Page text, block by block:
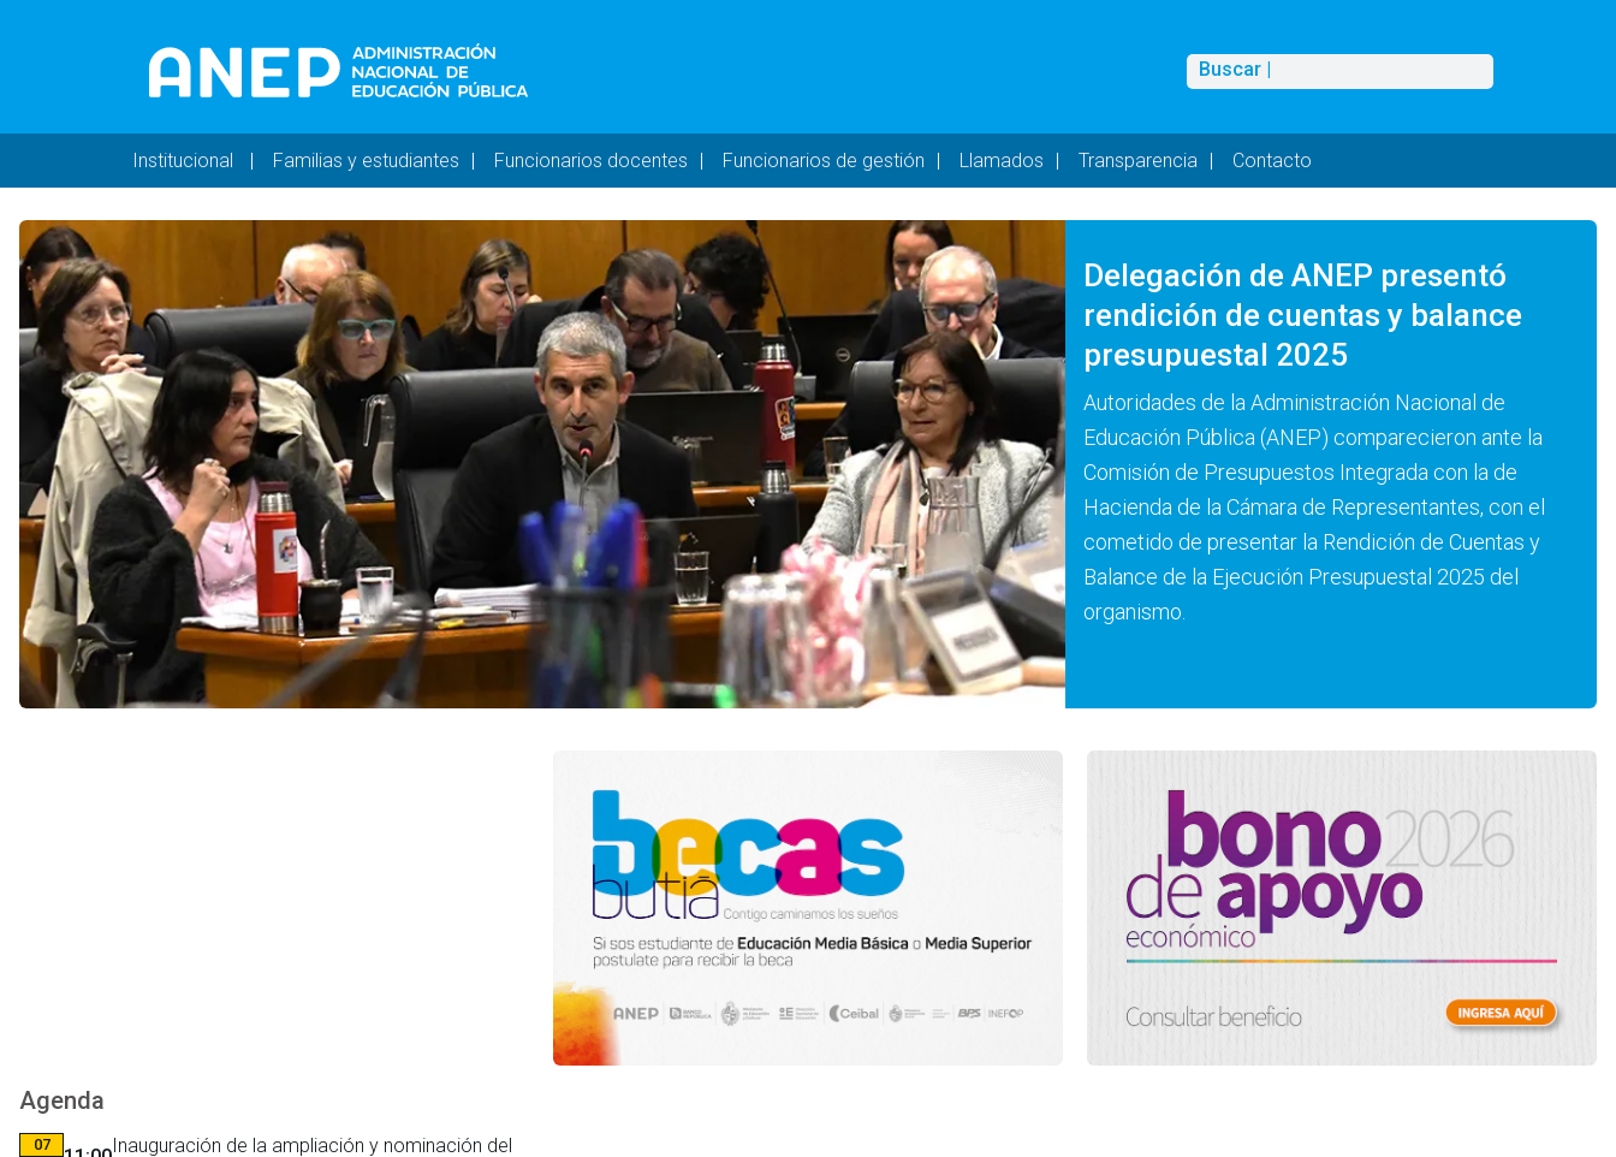
Buscar
Buscar |
Navegación principal - DESKTOP
Institucional Familias y estudiantes Funcionarios docentes Funcionarios de gestión Llamados Transparencia Contacto
Delegación de ANEP presentó
rendición de cuentas y balance
presupuestal 2025
Autoridades de la Administración Nacional de
Educación Pública (ANEP) comparecieron ante la
Comisión de Presupuestos Integrada con la de
Hacienda de la Cámara de Representantes, con el
cometido de presentar la Rendición de Cuentas y
Balance de la Ejecución Presupuestal 2025 del
organismo.
Agenda
07
Inauguración de la ampliación y nominación del